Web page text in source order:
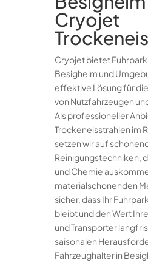
Cryojet
Cryojet bietet
Besigheim und
effektive Lösung für
von Nutzfahrzeugen
Als professioneller
Trockeneisstrahlen im
setzen wir auf
Reinigungstechniken,
und Chemie
materialschonenden
sicher, dass Ihr
bleibt und den Wert
und Transporter
saisonalen
Fahrzeughalter in